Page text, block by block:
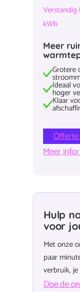
kWh
Meer
Grotere
Ideaal
hoger
Klaar
Meer
Hulp
voor
Met onze
paar
verbruik,
Doe de